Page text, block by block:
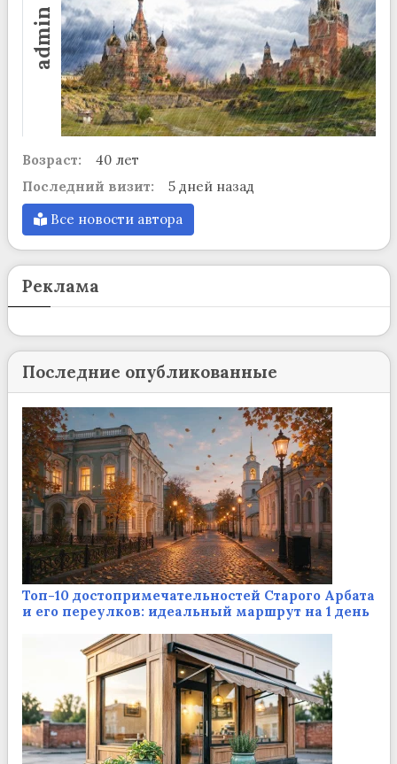
admin
Возраст:
40 лет
Последний визит:
5 дней назад
Все новости автора
Реклама
Последние опубликованные
Топ-10 достопримечательностей Старого Арбата
и его переулков: идеальный маршрут на 1 день